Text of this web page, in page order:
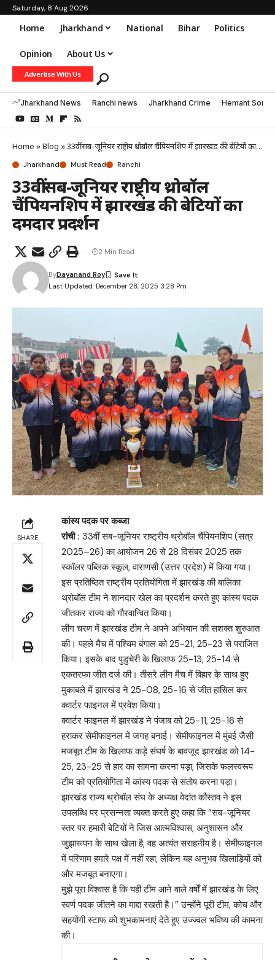
Saturday, 8 Aug 2026
Home Jharkhand National Bihar Politics
Opinion About Us
Advertise With Us
Jharkhand News Ranchi news Jharkhand Crime Hemant Soren
Home »Blog »33वीं सब-जूनियर राष्ट्रीय थ्रोबॉल चैंपियनशिप में झारखंड की बेटियों का दमदार प्रदर्शन
Jharkhand Must Read Ranchi
33वीं सब-जूनियर राष्ट्रीय थ्रोबॉल
चैंपियनशिप में झारखंड की बेटियों का
दमदार प्रदर्शन
Last Updated: December 28, 2025 3:28 Pm
ByDayanand Roy
2 Min Read
SHARE
कांस्य पदक पर कब्जा
रांची : 33वीं सब-जूनियर राष्ट्रीय थ्रोबॉल चैंपियनशिप (सत्र
2025–26) का आयोजन 26 से 28 दिसंबर 2025 तक
स्कॉलर पब्लिक स्कूल, वाराणसी (उत्तर प्रदेश) में किया गया।
इस प्रतिष्ठित राष्ट्रीय प्रतियोगिता में झारखंड की बालिका
थ्रोबॉल टीम ने शानदार खेल का प्रदर्शन करते हुए कांस्य पदक
जीतकर राज्य को गौरवान्वित किया।
लीग चरण में झारखंड टीम ने अपने अभियान की सशक्त शुरुआत
की। पहले मैच में पश्चिम बंगाल को 25-21, 25-23 से पराजित
किया। इसके बाद पुडुचेरी के खिलाफ 25-13, 25-14 से
एकतरफा जीत दर्ज की। तीसरे लीग मैच में बिहार के साथ हुए
मुकाबले में झारखंड ने 25-08, 25-16 से जीत हासिल कर
क्वार्टर फाइनल में प्रवेश किया।
क्वार्टर फाइनल में झारखंड ने पंजाब को 25-11, 25-16 से
हराकर सेमीफाइनल में जगह बनाई। सेमीफाइनल में मुंबई जैसी
मजबूत टीम के खिलाफ कड़े संघर्ष के बावजूद झारखंड को 14-
25, 23-25 से हार का सामना करना पड़ा, जिसके फलस्वरूप
टीम को प्रतियोगिता में कांस्य पदक से संतोष करना पड़ा।
झारखंड राज्य थ्रोबॉल संघ के अध्यक्ष वेदांत कौस्तव ने इस
उपलब्धि पर प्रसन्नता व्यक्त करते हुए कहा कि “सब-जूनियर
स्तर पर हमारी बेटियों ने जिस आत्मविश्वास, अनुशासन और
जुझारूपन के साथ खेला है, वह अत्यंत सराहनीय है। सेमीफाइनल
में परिणाम हमारे पक्ष में नहीं रहा, लेकिन यह अनुभव खिलाड़ियों को
और मजबूत बनाएगा।
मुझे पूरा विश्वास है कि यही टीम आने वाले वर्षों में झारखंड के लिए
स्वर्ण पदक जीतने का माद्दा रखती है।” उन्होंने पूरी टीम, कोच और
सहयोगी स्टाफ को शुभकामनाएं देते हुए उज्ज्वल भविष्य की कामना
की।